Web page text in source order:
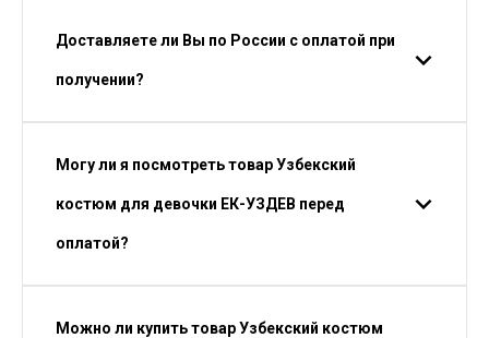
Доставляете ли Вы по России с оплатой при
получении?
Могу ли я посмотреть товар Узбекский
костюм для девочки ЕК-УЗДЕВ перед
оплатой?
Можно ли купить товар Узбекский костюм